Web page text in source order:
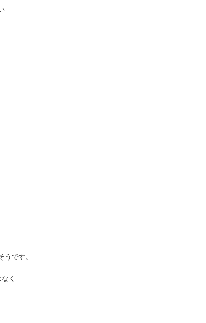
うです。
く